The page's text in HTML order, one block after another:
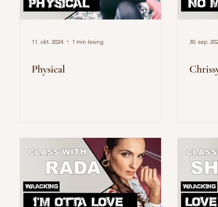
11. okt. 2024 1 min lesing
Physical
30. sep.